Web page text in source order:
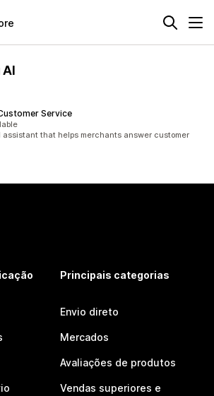
AI
Service
assistant that helps merchants answer customer
Principais categorias
Envio direto
Mercados
Avaliações de produtos
Vendas superiores e